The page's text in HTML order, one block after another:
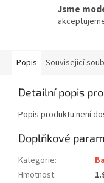
Jsme
Popis Související
Detailní popis
Popis produktu není
Doplňkové
Kategorie:
Hmotnost: